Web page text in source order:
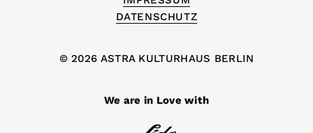
DATENSCHUTZ
© 2026 ASTRA KULTURHAUS BERLIN
We are in Love with